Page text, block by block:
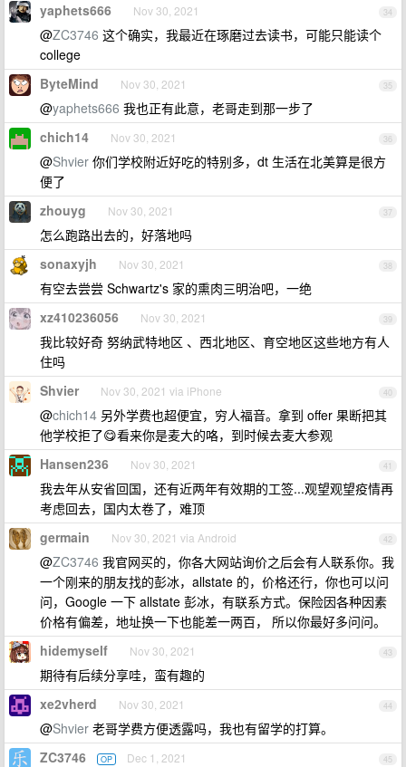
34
yaphets666 Nov 30, 2021
@ZC3746 这个确实，我最近在琢磨过去读书，可能只能读个
college
35
ByteMind Nov 30, 2021
@yaphets666 我也正有此意，老哥走到那一步了
36
chich14 Nov 30, 2021
@Shvier 你们学校附近好吃的特别多，dt 生活在北美算是很方
便了
37
zhouyg Nov 30, 2021
怎么跑路出去的，好落地吗
38
sonaxyjh Nov 30, 2021
有空去尝尝 Schwartz's 家的熏肉三明治吧，一绝
39
xz410236056 Nov 30, 2021
我比较好奇 努纳武特地区 、西北地区、育空地区这些地方有人
住吗
40
Shvier Nov 30, 2021 via iPhone
@chich14 另外学费也超便宜，穷人福音。拿到 offer 果断把其
他学校拒了😋看来你是麦大的咯，到时候去麦大参观
41
Hansen236 Nov 30, 2021
我去年从安省回国，还有近两年有效期的工签...观望观望疫情再
考虑回去，国内太卷了，难顶
42
germain Nov 30, 2021 via Android
@ZC3746 我官网买的，你各大网站询价之后会有人联系你。我
一个刚来的朋友找的彭冰，allstate 的，价格还行，你也可以问
问，Google 一下 allstate 彭冰，有联系方式。保险因各种因素
价格有偏差，地址换一下也能差一两百， 所以你最好多问问。
43
hidemyself Nov 30, 2021
期待有后续分享哇，蛮有趣的
44
xe2vherd Nov 30, 2021
@Shvier 老哥学费方便透露吗，我也有留学的打算。
45
ZC3746 OP Dec 1, 2021